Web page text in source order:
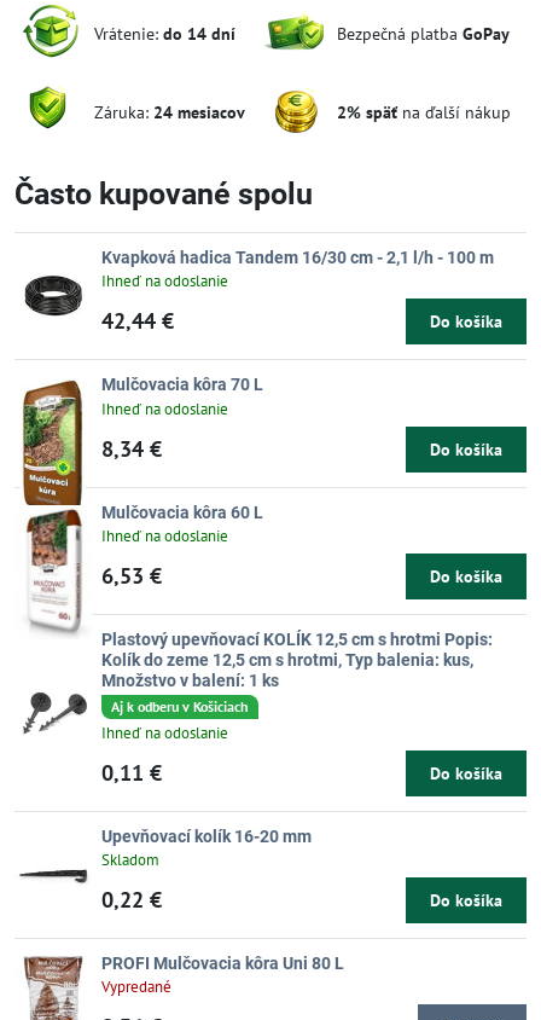
Vrátenie: do 14 dní Bezpečná platba GoPay
Záruka: 24 mesiacov 2% späťna ďalší nákup
Často kupované spolu
Kvapková hadica Tandem 16/30 cm - 2,1 l/h - 100 m
Ihneď na odoslanie
42,44 € Do košíka
Mulčovacia kôra 70 L
Ihneď na odoslanie
8,34 € Do košíka
Mulčovacia kôra 60 L
Ihneď na odoslanie
6,53 € Do košíka
Plastový upevňovací KOLÍK 12,5 cm s hrotmi Popis:
Kolík do zeme 12,5 cm s hrotmi, Typ balenia: kus,
Množstvo v balení: 1 ks
Aj k odberu v Košiciach
Ihneď na odoslanie
0,11 € Do košíka
Upevňovací kolík 16-20 mm
Skladom
0,22 € Do košíka
PROFI Mulčovacia kôra Uni 80 L
Vypredané